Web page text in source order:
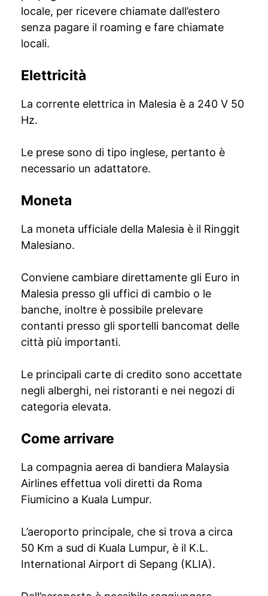
locale, per ricevere chiamate dall’estero
senza pagare il roaming e fare chiamate
locali.
Elettricità
La corrente elettrica in Malesia è a 240 V 50
Hz.
Le prese sono di tipo inglese, pertanto è
necessario un adattatore.
Moneta
La moneta ufficiale della Malesia è il Ringgit
Malesiano.
Conviene cambiare direttamente gli Euro in
Malesia presso gli uffici di cambio o le
banche, inoltre è possibile prelevare
contanti presso gli sportelli bancomat delle
città più importanti.
Le principali carte di credito sono accettate
negli alberghi, nei ristoranti e nei negozi di
categoria elevata.
Come arrivare
La compagnia aerea di bandiera Malaysia
Airlines effettua voli diretti da Roma
Fiumicino a Kuala Lumpur.
L’aeroporto principale, che si trova a circa
50 Km a sud di Kuala Lumpur, è il K.L.
International Airport di Sepang (KLIA).